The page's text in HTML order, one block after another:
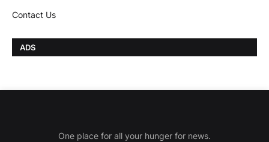
Contact Us
ADS
One place for all your hunger for news.